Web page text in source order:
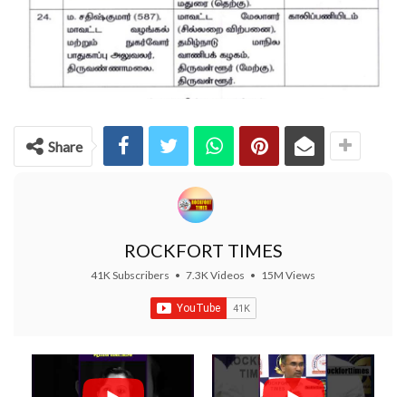
Share
ROCKFORT TIMES
41K Subscribers • 7.3K Videos • 15M Views